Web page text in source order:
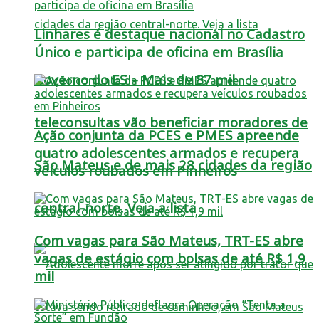
Governo do ES – Mais de 87 mil
teleconsultas vão beneficiar moradores de
São Mateus e de mais 28 cidades da região
central-norte. Veja a lista
Linhares é destaque nacional no Cadastro
Único e participa de oficina em Brasília
Ação conjunta da PCES e PMES apreende
quatro adolescentes armados e recupera
veículos roubados em Pinheiros
Com vagas para São Mateus, TRT-ES abre
vagas de estágio com bolsas de até R$ 1,9
mil